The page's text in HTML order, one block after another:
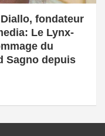
fondateur
Le Lynx-
du
Sagno depuis